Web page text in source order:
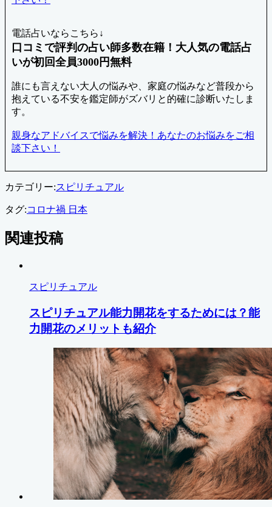
電話占いならこちら↓
口コミで評判の占い師多数在籍！大人気の電話占
いが初回全員3000円無料
誰にも言えない大人の悩みや、家庭の悩みなど普段から
抱えている不安を鑑定師がズバリと的確に診断いたしま
す。
親身なアドバイスで悩みを解決！あなたのお悩みをご相
談下さい！
カテゴリー:スピリチュアル
タグ:コロナ禍 日本
関連投稿
スピリチュアル
スピリチュアル能力開花をするためには？能
力開花のメリットも紹介